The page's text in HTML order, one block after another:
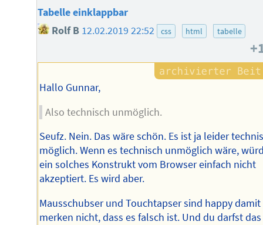
Tabelle einklappbar
Rolf B 12.02.2019 22:52 css html tabelle
Hallo Gunnar,
Also technisch unmöglich.
Seufz. Nein. Das wäre schön. Es ist ja leider
möglich. Wenn es technisch unmöglich wäre,
ein solches Konstrukt vom Browser einfach nicht
akzeptiert. Es wird aber.
Mausschubser und Touchtapser sind happy
merken nicht, dass es falsch ist. Und du darfst das